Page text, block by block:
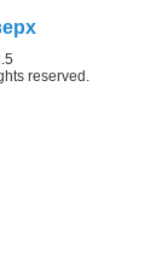
reserved.